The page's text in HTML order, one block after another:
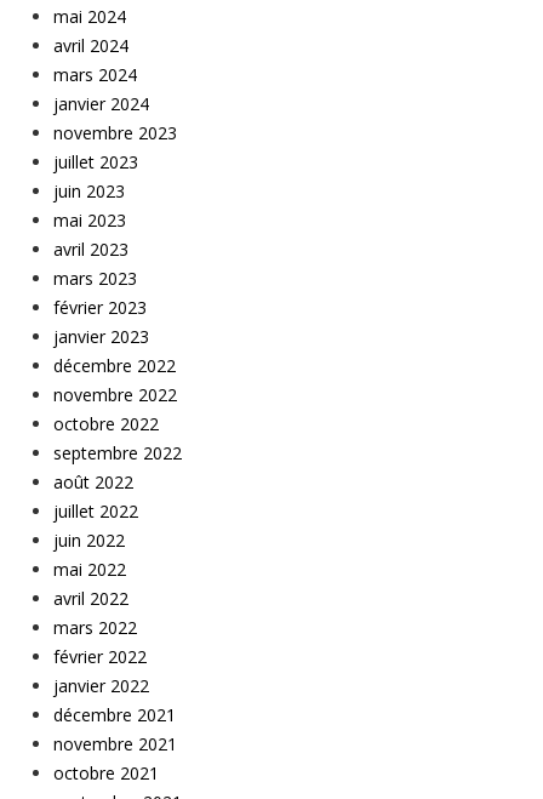
mai 2024
avril 2024
mars 2024
janvier 2024
novembre 2023
juillet 2023
juin 2023
mai 2023
avril 2023
mars 2023
février 2023
janvier 2023
décembre 2022
novembre 2022
octobre 2022
septembre 2022
août 2022
juillet 2022
juin 2022
mai 2022
avril 2022
mars 2022
février 2022
janvier 2022
décembre 2021
novembre 2021
octobre 2021